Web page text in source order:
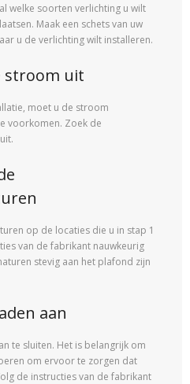
welke soorten verlichting u wilt
Maak een schets van uw
u de verlichting wilt installeren.
stroom uit
moet u de stroom
voorkomen. Zoek de
op de locaties die u in stap 1
van de fabrikant nauwkeurig
stevig aan het plafond zijn
aan
te sluiten. Het is belangrijk om
om ervoor te zorgen dat
de instructies van de fabrikant